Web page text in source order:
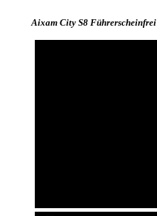
Aixam City S8